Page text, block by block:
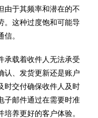
由于其频率和潜在的不
。这种过度饱和可能导
。
承载着收件人无法承受
认、发货更新还是账户
时交付确保收件人及时
子邮件通过在需要时准
养更好的客户体验。